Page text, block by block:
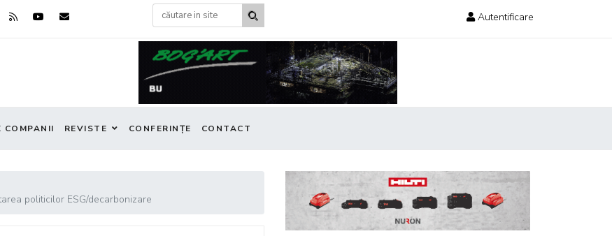
Autentificare
COMPANII REVISTE CONFERINȚE CONTACT
politicilor ESG/decarbonizare